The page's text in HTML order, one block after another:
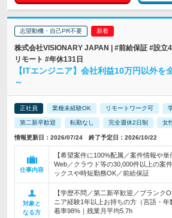
志望動機・自己PR不要
株式会社VISIONARY JAPAN | #前給保証 #設立
リモート #年休131日
【ITエンジニア】会社利益10万円以外を
～
正社員 業種未経験OK リモートワーク可
第二新卒歓迎 転勤なし 完全週休2日制 女
情報更新日：2026/07/24 終了予定日：2026/10/22
仕事内容
【希望案件に100%配属／案件情報や
Web／クラウド等の30,000件以上の案
ックスや時短勤務OK／前給保証
対象と
なる方
【学歴不問／第二新卒歓迎／ブランク
ニア経験1年以上お持ちの方（言語・
着率98%｜残業月平均5.7h